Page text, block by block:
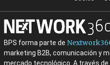
BPS forma parte de
marketing B2B, comunicación y
mercado tecnológico. A través